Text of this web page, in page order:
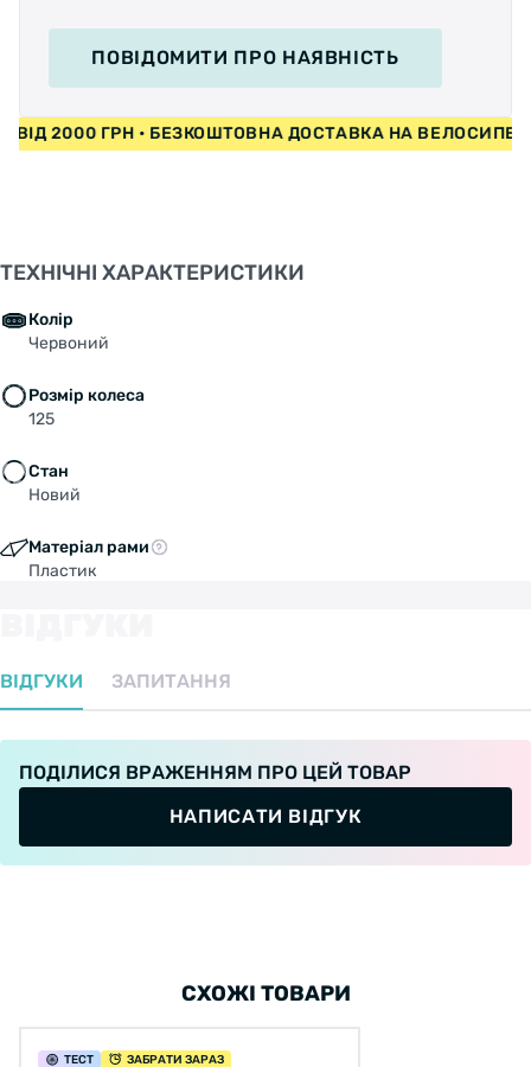
ПОВІДОМИТИ ПРО НАЯВНІСТЬ
ВІД 2000 ГРН • БЕЗКОШТОВНА ДОСТАВКА НА
ТЕХНІЧНІ ХАРАКТЕРИСТИКИ
Колір
Червоний
Розмір колеса
125
Стан
Новий
Матеріал рами
Пластик
ВІДГУКИ ЗАПИТАННЯ
ПОДІЛИСЯ ВРАЖЕННЯМ ПРО ЦЕЙ ТОВАР
НАПИСАТИ ВІДГУК
СХОЖІ ТОВАРИ
ТЕСТ ЗАБРАТИ ЗАРАЗ